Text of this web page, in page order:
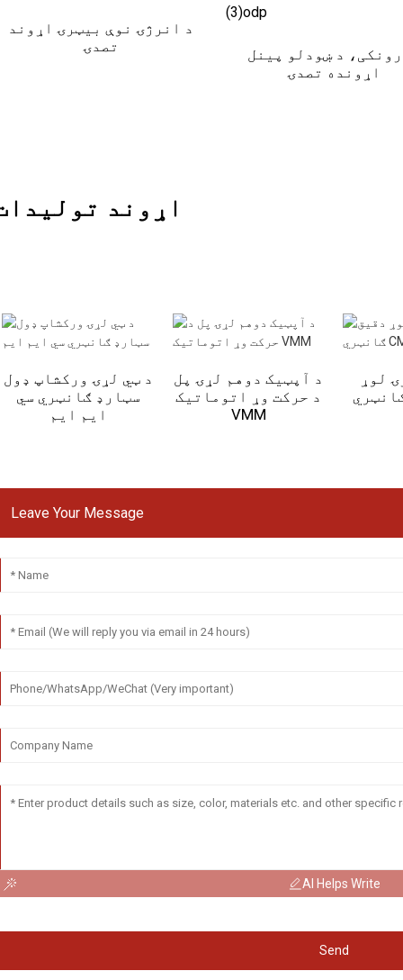
د انرژۍ نوې بیټرۍ اړوند
تصدۍ
د ښودلو پینل
اړونده تصدۍ
اړوند
د ټي لړۍ ورکشاپ ډول
سټارډ ګانټري سي
ایم ایم
د آپټیک دوهم لړۍ پل
د حرکت وړ اتوماتیک
VMM
لوړ
Leave Your Message
AI Helps Write
Send